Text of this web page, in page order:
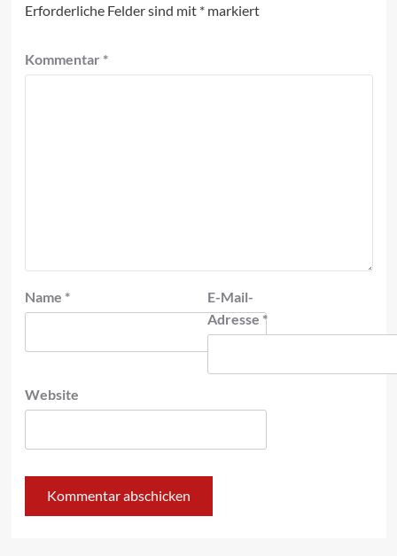
Erforderliche Felder sind mit *markiert
Kommentar *
Name *
E-Mail-
Adresse*
Website